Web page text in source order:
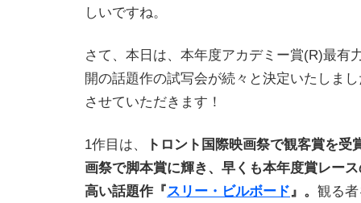
しいですね。
さて、本日は、本年度アカデミー賞(R)最有
開の話題作の試写会が続々と決定いたしま
させていただきます！
1作目は、
トロント国際映画祭で観客賞を受
画祭で脚本賞に輝き、早くも本年度賞レー
高い話題作『スリー・ビルボード 』。 観る